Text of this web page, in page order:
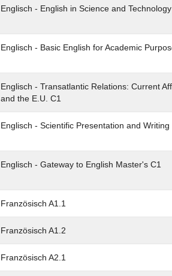
Englisch - English in Science and Technology
Englisch - Basic English for Academic
Englisch - Transatlantic Relations: Current
and the E.U. C1
Englisch - Scientific Presentation and Writing
Englisch - Gateway to English Master's C1
Französisch A1.1
Französisch A1.2
Französisch A2.1